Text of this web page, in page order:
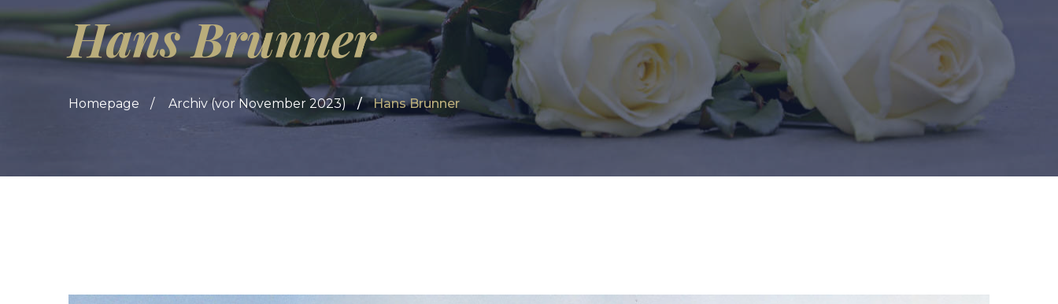
Hans Brunner
Homepage Archiv (vor November 2023) Hans Brunner